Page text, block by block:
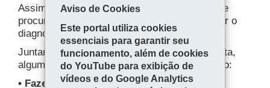
Assim que os sintomas surgirem, é importante
procurar ajuda médica imediata para confirmar o
diagnóstico e iniciar o tratamento.
Juntamente com as orientações do especialista,
algumas medidas simples podem ajudar, como:
• Fazer repouso;
Aviso de Cookies
Este portal utiliza cookies
essenciais para garantir seu
funcionamento, além de cookies
do YouTube para exibição de
vídeos e do Google Analytics